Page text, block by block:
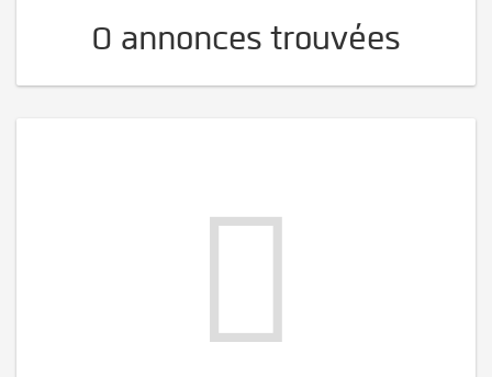
0 annonces trouvées